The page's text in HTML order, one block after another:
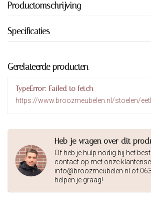
Productomschrijving
Specificaties
Gerelateerde producten
TypeError: Failed to fetch
https://www.broozmeubelen.nl/stoelen/
Heb je vragen over dit
Of heb je hulp nodig bij het
contact op met onze
info@broozmeubelen.nl of
helpen je graag!